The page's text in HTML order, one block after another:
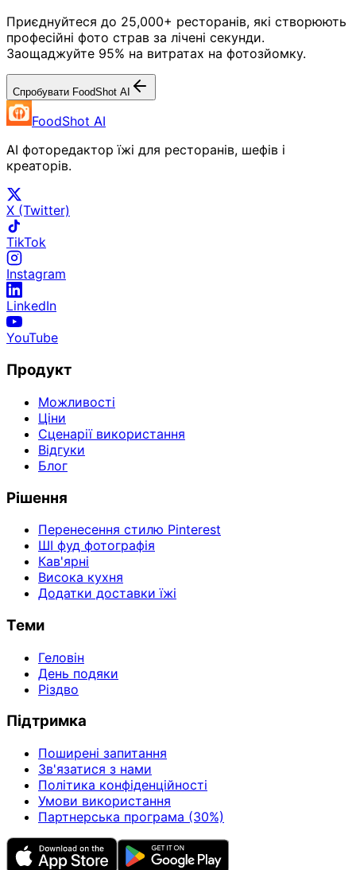
Приєднуйтеся до 25,000+ ресторанів, які створюють
професійні фото страв за лічені секунди.
Заощаджуйте 95% на витратах на фотозйомку.
Спробувати FoodShot AI
FoodShot AI
AI фоторедактор їжі для ресторанів, шефів і
креаторів.
X (Twitter)
TikTok
Instagram
LinkedIn
YouTube
Продукт
Можливості
Ціни
Сценарії використання
Відгуки
Блог
Рішення
Перенесення стилю Pinterest
ШІ фуд фотографія
Кав'ярні
Висока кухня
Додатки доставки їжі
Теми
Геловін
День подяки
Різдво
Підтримка
Поширені запитання
Зв'язатися з нами
Політика конфіденційності
Умови використання
Партнерська програма (30%)